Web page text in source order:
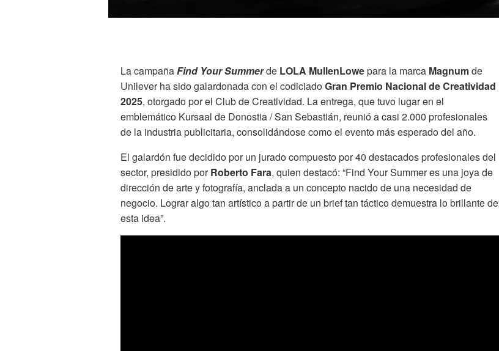
La campañaFind Your Summerde LOLA MullenLowepara la marca Magnumde
Unilever ha sido galardonada con el codiciadoGran Premio Nacional de Creatividad
2025, otorgado por el Club de Creatividad. La entrega, que tuvo lugar en el
emblemático Kursaal de Donostia / San Sebastián, reunió a casi 2.000 profesionales
de la industria publicitaria, consolidándose como el evento más esperado del año.
El galardón fue decidido por un jurado compuesto por 40 destacados profesionales del
sector, presidido porRoberto Fara, quien destacó: “Find Your Summer es una joya de
dirección de arte y fotografía, anclada a un concepto nacido de una necesidad de
negocio. Lograr algo tan artístico a partir de un brief tan táctico demuestra lo brillante de
esta idea”.